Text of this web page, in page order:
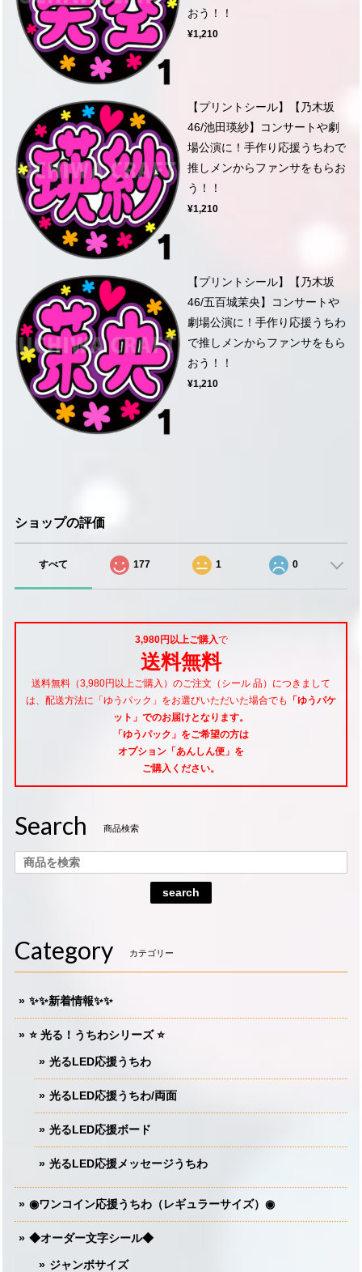
おう！！
¥1,210
【プリントシール】【乃木坂
46/池田瑛紗】コンサートや劇
場公演に！手作り応援うちわで
推しメンからファンサをもらお
う！！
¥1,210
【プリントシール】【乃木坂
46/五百城茉央】コンサートや
劇場公演に！手作り応援うちわ
で推しメンからファンサをもら
おう！！
¥1,210
ショップの評価
すべて 177 1 0
3,980円以上ご購入で
送料無料
送料無料（3,980円以上ご購入）のご注文（シール 品）につきまして
は、配送方法に「ゆうパック」をお選びいただいた場合でも
「ゆうパケ
ット」でのお届けとなります。
「ゆうパック」をご希望の方は
オプション「あんしん便」 を
ご購入ください。
Search 商品検索
search
Category カテゴリー
✨✨新着情報✨✨
⭐️ 光る！うちわシリーズ ⭐️
光るLED応援うちわ
光るLED応援うちわ/両面
光るLED応援ボード
光るLED応援メッセージうちわ
◉ワンコイン応援うちわ（レギュラーサイズ）◉
◆オーダー文字シール◆
ジャンボサイズ